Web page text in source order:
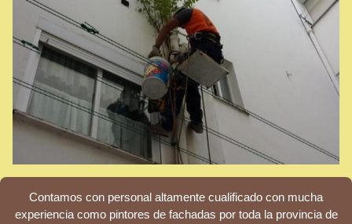
Contamos con personal altamente cualificado con mucha
experiencia como pintores de fachadas por toda la provincia de